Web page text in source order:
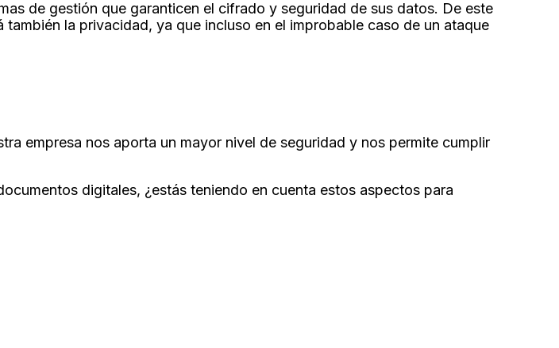
de gestión que garanticen el cifrado y seguridad de sus datos. De este
la privacidad, ya que incluso en el improbable caso de un ataque
empresa nos aporta un mayor nivel de seguridad y nos permite cumplir
digitales, ¿estás teniendo en cuenta estos aspectos para